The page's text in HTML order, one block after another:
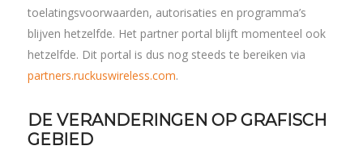
toelatingsvoorwaarden, autorisaties en programma’s
blijven hetzelfde. Het partner portal blijft momenteel ook
hetzelfde. Dit portal is dus nog steeds te bereiken via
partners.ruckuswireless.com.
DE VERANDERINGEN OP GRAFISCH
GEBIED